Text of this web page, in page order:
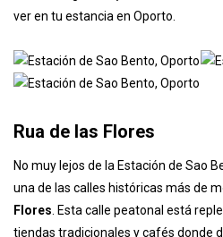
representan distintos momentos de
escenas cotidianas de la vida
artista Jorge Colaço. Sin duda es un
Rua de las Flores